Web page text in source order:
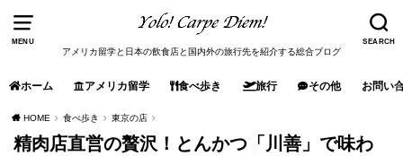
MENU SEARCH
アメリカ留学と日本の飲食店と国内外の旅行先を紹介する総合ブログ
ホーム アメリカ留学 食べ歩き 旅行 その他 お問い
HOME 食べ歩き 東京の店
精肉店直営の贅沢！とんかつ「川善」で味わ